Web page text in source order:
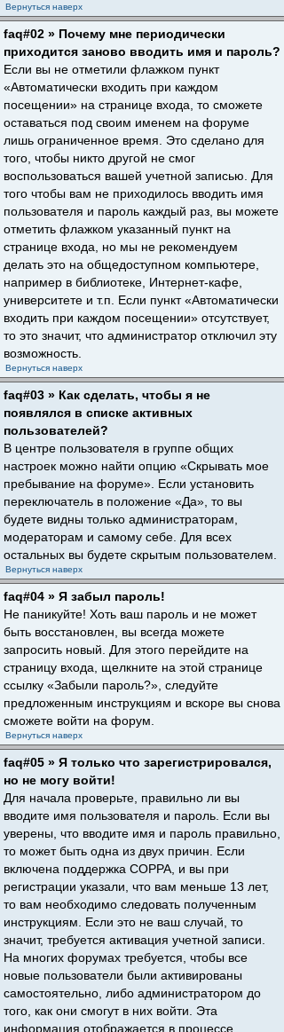
Вернуться наверх
faq#02 » Почему мне периодически
приходится заново вводить имя и пароль?
Если вы не отметили флажком пункт
«Автоматически входить при каждом
посещении» на странице входа, то сможете
оставаться под своим именем на форуме
лишь ограниченное время. Это сделано для
того, чтобы никто другой не смог
воспользоваться вашей учетной записью. Для
того чтобы вам не приходилось вводить имя
пользователя и пароль каждый раз, вы можете
отметить флажком указанный пункт на
странице входа, но мы не рекомендуем
делать это на общедоступном компьютере,
например в библиотеке, Интернет-кафе,
университете и т.п. Если пункт «Автоматически
входить при каждом посещении» отсутствует,
то это значит, что администратор отключил эту
возможность.
Вернуться наверх
faq#03 » Как сделать, чтобы я не
появлялся в списке активных
пользователей?
В центре пользователя в группе общих
настроек можно найти опцию «Скрывать мое
пребывание на форуме». Если установить
переключатель в положение «Да», то вы
будете видны только администраторам,
модераторам и самому себе. Для всех
остальных вы будете скрытым пользователем.
Вернуться наверх
faq#04 » Я забыл пароль!
Не паникуйте! Хоть ваш пароль и не может
быть восстановлен, вы всегда можете
запросить новый. Для этого перейдите на
страницу входа, щелкните на этой странице
ссылку «Забыли пароль?», следуйте
предложенным инструкциям и вскоре вы снова
сможете войти на форум.
Вернуться наверх
faq#05 » Я только что зарегистрировался,
но не могу войти!
Для начала проверьте, правильно ли вы
вводите имя пользователя и пароль. Если вы
уверены, что вводите имя и пароль правильно,
то может быть одна из двух причин. Если
включена поддержка COPPA, и вы при
регистрации указали, что вам меньше 13 лет,
то вам необходимо следовать полученным
инструкциям. Если это не ваш случай, то
значит, требуется активация учетной записи.
На многих форумах требуется, чтобы все
новые пользователи были активированы
самостоятельно, либо администратором до
того, как они смогут в них войти. Эта
информация отображается в процессе